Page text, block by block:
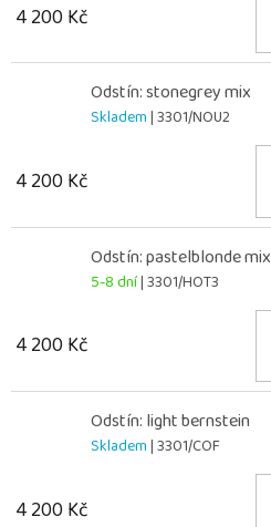
4 200 Kč
Odstín: stonegrey mix
Skladem| 3301/NOU2
4 200 Kč
Odstín: pastelblonde mix
5-8 dní| 3301/HOT3
4 200 Kč
Odstín: light bernstein
Skladem| 3301/COF
4 200 Kč